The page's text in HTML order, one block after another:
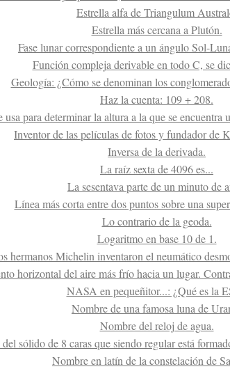
Estrella alfa de Triangulum
Estrella más cercana a Plutón.
Fase lunar correspondiente a un ángulo Sol-
Función compleja derivable en todo C, se
Geología: ¿Cómo se denominan los
Haz la cuenta: 109 + 208.
usa para determinar la altura a la que se
Inventor de las películas de fotos y fundador de
Inversa de la derivada.
La raíz sexta de 4096 es...
La sesentava parte de un minuto de
Línea más corta entre dos puntos sobre una
Lo contrario de la geoda.
Logaritmo en base 10 de 1.
hermanos Michelin inventaron el neumático
horizontal del aire más frío hacia un lugar.
NASA en pequeñitor...: ¿Qué es la
Nombre de una famosa luna de
Nombre del reloj de agua.
sólido de 8 caras que siendo regular está
Nombre en latín de la constelación de